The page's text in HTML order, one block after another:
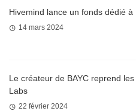
Hivemind lance un fonds dédié à
14 mars 2024
Le créateur de BAYC reprend
Labs
22 février 2024